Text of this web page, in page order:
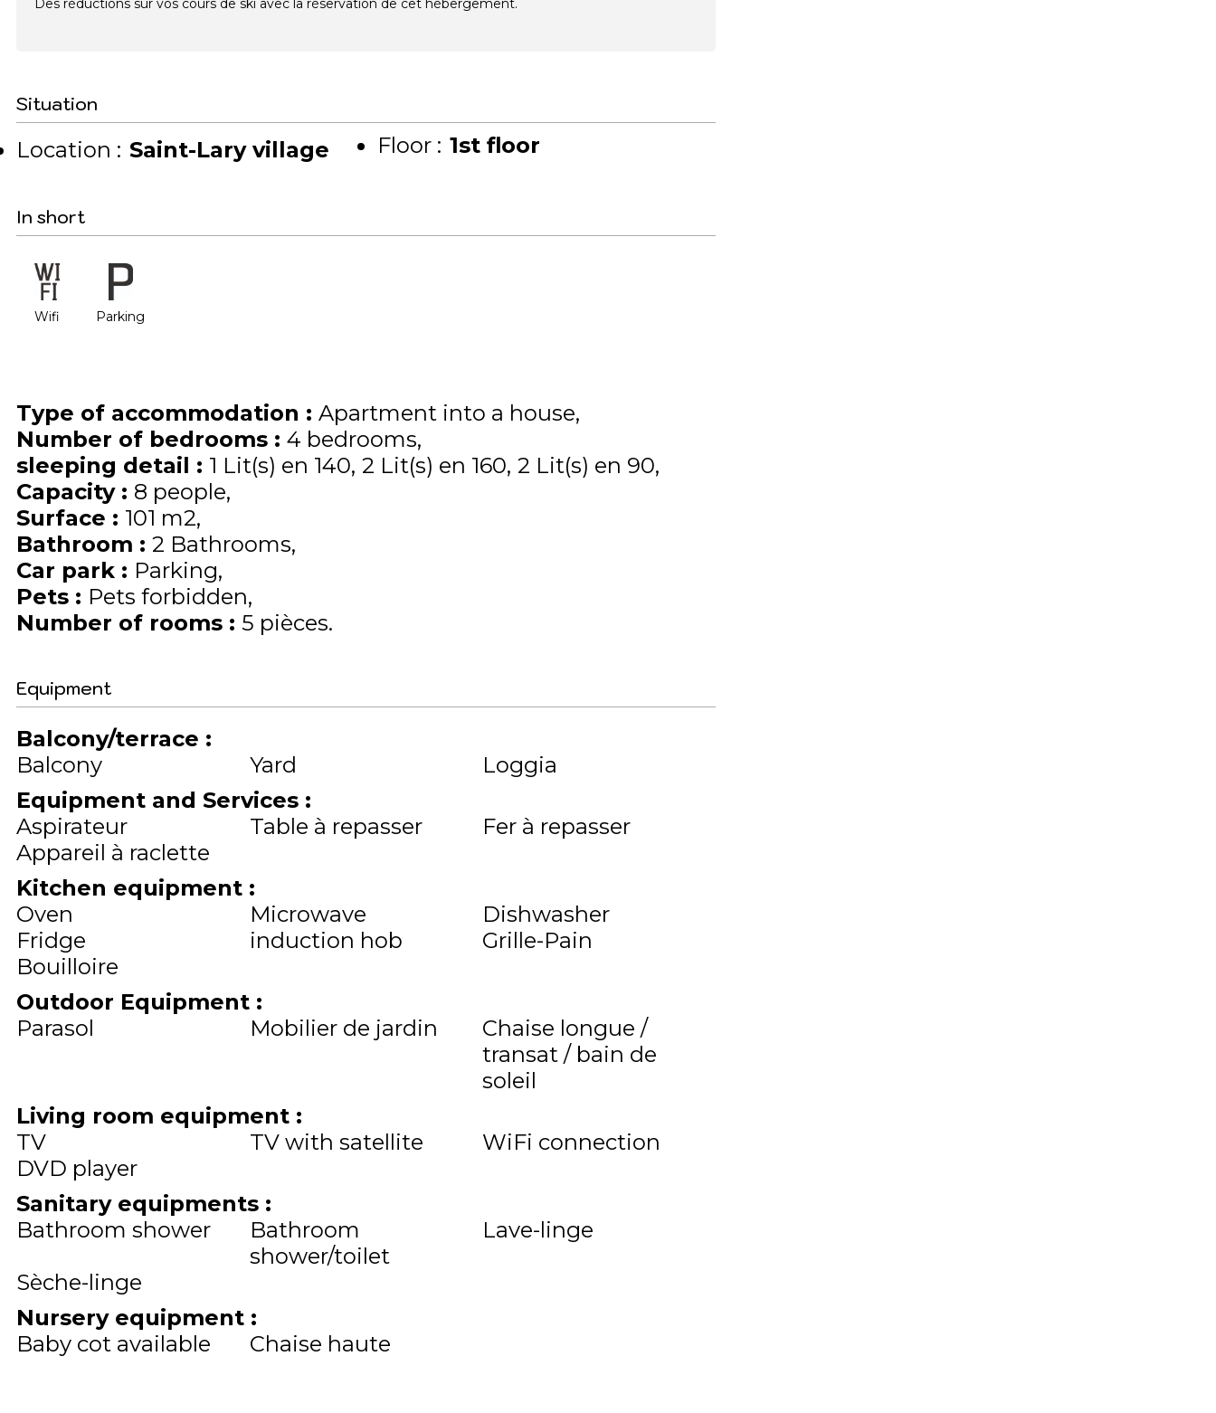
Des réductions sur vos cours de ski avec la réservation de cet hébergement.
Situation
Location : Saint-Lary village Floor : 1st floor
In short
Wifi Parking
Type of accommodation : Apartment into a house
Number of bedrooms : 4 bedrooms
sleeping detail : 1 Lit(s) en 140 2 Lit(s) en 160 2 Lit(s) en 90
Capacity : 8 people
Surface : 101 m2
Bathroom : 2 Bathrooms
Car park : Parking
Pets : Pets forbidden
Number of rooms : 5 pièces
Equipment
Balcony/terrace :
Balcony
Yard
Loggia
Equipment and Services :
Aspirateur
Table à repasser
Fer à repasser
Appareil à raclette
Kitchen equipment :
Oven
Microwave
Dishwasher
Fridge
induction hob
Grille-Pain
Bouilloire
Outdoor Equipment :
Parasol
Mobilier de jardin
Chaise longue /
transat / bain de
soleil
Living room equipment :
TV
TV with satellite
WiFi connection
DVD player
Sanitary equipments :
Bathroom shower
Bathroom
shower/toilet
Lave-linge
Sèche-linge
Nursery equipment :
Baby cot available
Chaise haute